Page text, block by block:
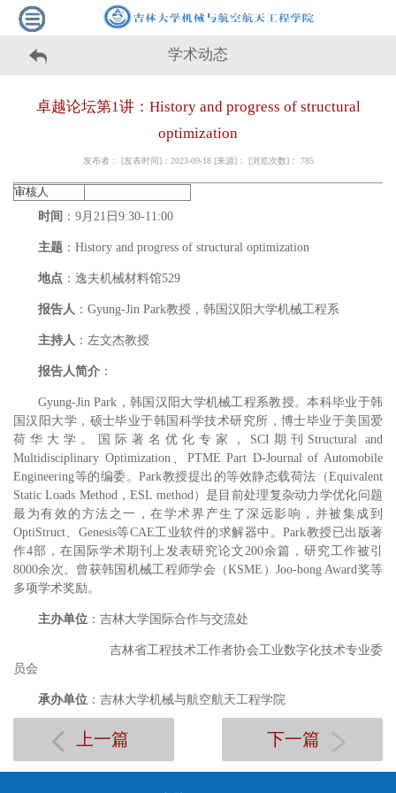
学术动态
卓越论坛第1讲：History and progress of structural
optimization
发布者： [发表时间]：2023-09-18 [来源]： [浏览次数]： 785
审核人
时间 ：9月21日9:30-11:00
主题 ：History and progress of structural optimization
地点 ：逸夫机械材料馆529
报告人 ：Gyung-Jin Park教授，韩国汉阳大学机械工程系
主持人 ：左文杰教授
报告人简介 ：
Gyung-Jin Park，韩国汉阳大学机械工程系教授。本科毕业于韩
国汉阳大学，硕士毕业于韩国科学技术研究所，博士毕业于美国爱
荷华大学。国际著名优化专家，SCI期刊Structural and
Multidisciplinary Optimization、PTME Part D-Journal of Automobile
Engineering等的编委。Park教授提出的等效静态载荷法（Equivalent
Static Loads Method，ESL method）是目前处理复杂动力学优化问题
最为有效的方法之一，在学术界产生了深远影响，并被集成到
OptiStruct、Genesis等CAE工业软件的求解器中。Park教授已出版著
作4部，在国际学术期刊上发表研究论文200余篇，研究工作被引
8000余次。曾获韩国机械工程师学会（KSME）Joo-bong Award奖等
多项学术奖励。
主办单位 ：吉林大学国际合作与交流处
吉林省工程技术工作者协会工业数字化技术专业委
员会
承办单位 ：吉林大学机械与航空航天工程学院
上一篇 下一篇